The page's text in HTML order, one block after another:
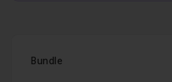
Bundle